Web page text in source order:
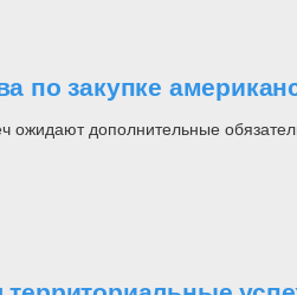
по закупке
ожидают дополнительные